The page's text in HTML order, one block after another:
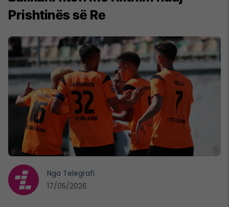
Prishtinës së Re
Nga Telegrafi
17/05/2026